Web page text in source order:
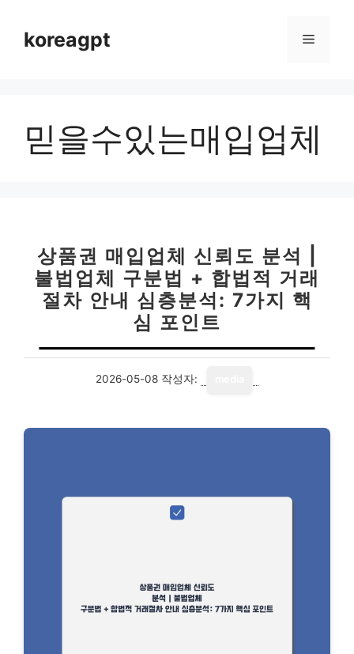
koreagpt 메
믿을수있는매입업체
상품권 매입업체 신뢰도 분석 |
불법업체 구분법 + 합법적 거래
절차 안내 심층분석: 7가지 핵
심 포인트
2026-05-08 작성자: